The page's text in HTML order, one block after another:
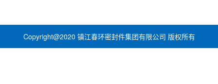
Copyright@2020 镇江春环密封件集团有限公司 版权所有